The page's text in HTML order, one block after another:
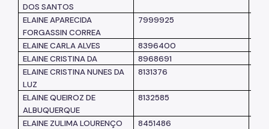
DOS SANTOS
ELAINE APARECIDA
FORGASSIN CORREA
7999925
ELAINE CARLA ALVES 8396400
ELAINE CRISTINA DA
8968691
ELAINE CRISTINA NUNES DA
LUZ
8131376
ELAINE QUEIROZ DE
ALBUQUERQUE
8132585
ELAINE ZULIMA LOURENÇO
8451486